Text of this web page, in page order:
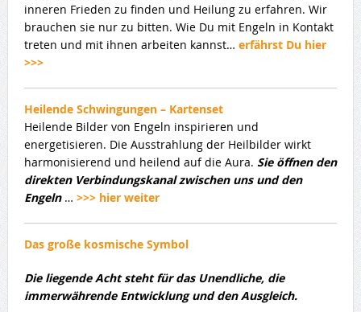
inneren Frieden zu finden und Heilung zu erfahren. Wir
brauchen sie nur zu bitten. Wie Du mit Engeln in Kontakt
treten und mit ihnen arbeiten kannst… erfährst Du hier
>>>
Heilende Schwingungen – Kartenset
Heilende Bilder von Engeln inspirieren und
energetisieren. Die Ausstrahlung der Heilbilder wirkt
harmonisierend und heilend auf die Aura. Sie öffnen den
direkten Verbindungskanal zwischen uns und den
Engeln … >>> hier weiter
Das große kosmische Symbol
Die liegende Acht steht für das Unendliche, die
immerwährende Entwicklung und den Ausgleich.